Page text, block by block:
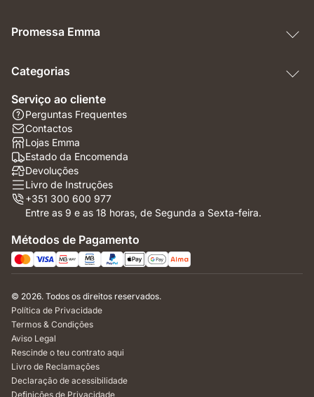
Promessa Emma
Categorias
Serviço ao cliente
Perguntas Frequentes
Contactos
Lojas Emma
Estado da Encomenda
Devoluções
Livro de Instruções
+351 300 600 977
Entre as 9 e as 18 horas, de Segunda a Sexta-feira.
Métodos de Pagamento
© 2026. Todos os direitos reservados.
Política de Privacidade
Termos & Condições
Aviso Legal
Rescinde o teu contrato aqui
Livro de Reclamações
Declaração de acessibilidade
Definições de Privacidade